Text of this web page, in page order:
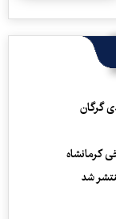
گرگان
کرمانشاه
شد